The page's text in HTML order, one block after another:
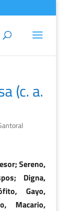
(c. a.
Sereno,
Digna,
Gayo,
Macario,